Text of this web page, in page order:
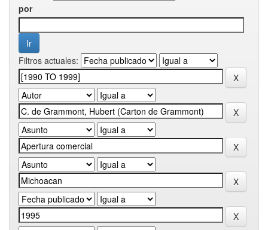
por
Filtros actuales: